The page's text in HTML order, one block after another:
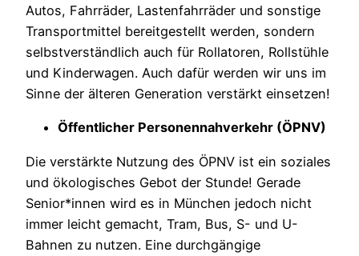
Autos, Fahrräder, Lastenfahrräder und sonstige
Transportmittel bereitgestellt werden, sondern
selbstverständlich auch für Rollatoren, Rollstühle
und Kinderwagen. Auch dafür werden wir uns im
Sinne der älteren Generation verstärkt einsetzen!
Öffentlicher Personennahverkehr (ÖPNV)
Die verstärkte Nutzung des ÖPNV ist ein soziales
und ökologisches Gebot der Stunde! Gerade
Senior*innen wird es in München jedoch nicht
immer leicht gemacht, Tram, Bus, S- und U-
Bahnen zu nutzen. Eine durchgängige